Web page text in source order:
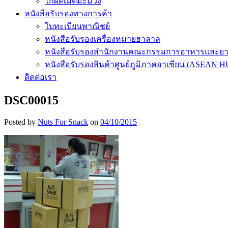
หนังสือรับรองทางการค้า
ใบทะเบียนพาณิชย์
หนังสือรับรองเครื่องหมายฮาลาล
หนังสือรับรองสำนักงานคณะกรรมการอาหารและยา
หนังสือรับรองสินค้าศูนย์ภูมิภาคอาเซียน (ASEAN
ติดต่อเรา
DSC00015
Posted by Nuts For Snack on 04/10/2015